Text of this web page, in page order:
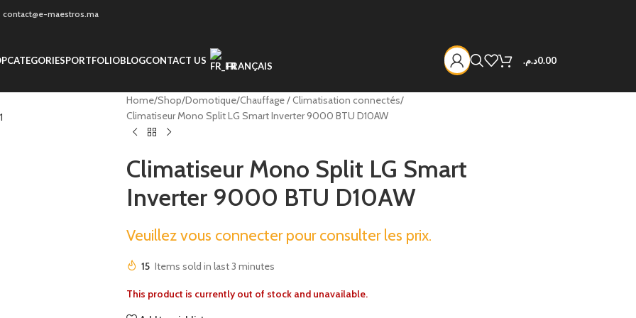
maestros.ma
CATEGORIESPORTFOLIOBLOGCONTACT US FRANÇAIS 0.00د.م.
Home Shop Domotique Chauffage / Climatisation connectés
Climatiseur Mono Split LG Smart Inverter 9000 BTU D10AW
Climatiseur Mono Split LG Smart
Inverter 9000 BTU D10AW
Veuillez vous connecter pour consulter les prix.
15 Items sold in last 3 minutes
This product is currently out of stock and unavailable.